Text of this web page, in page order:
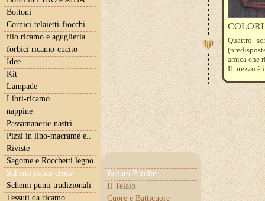
Bottoni
Cornici-telaietti-fiocchi
filo ricamo e aguglieria
forbici ricamo-cucito
Idee
Kit
Lampade
Libri-ricamo
nappine
Passamanerie-nastri
Pizzi in lino-macramè e..
Riviste
Sagome e Rocchetti legno
Schemi punto croce
Renato Parolin
Il Telaio
Cuore e Batticuore
Schemi punti tradizionali
Tessuti da ricamo
Quattro
amica che
Il prezzo è